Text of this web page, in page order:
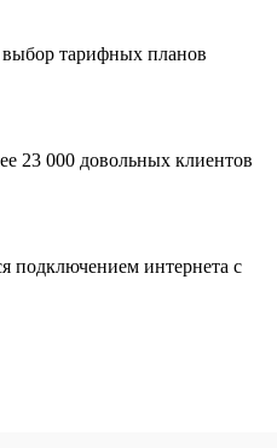
тарифных планов
23 000 довольных клиентов
подключением интернета с